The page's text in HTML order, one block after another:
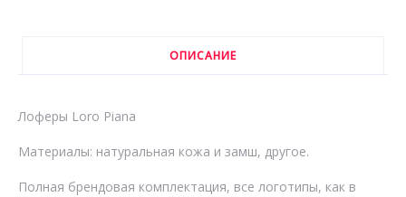
ОПИСАНИЕ
Лоферы Loro Piana
Материалы: натуральная кожа и замш, другое.
Полная брендовая комплектация, все логотипы, как в